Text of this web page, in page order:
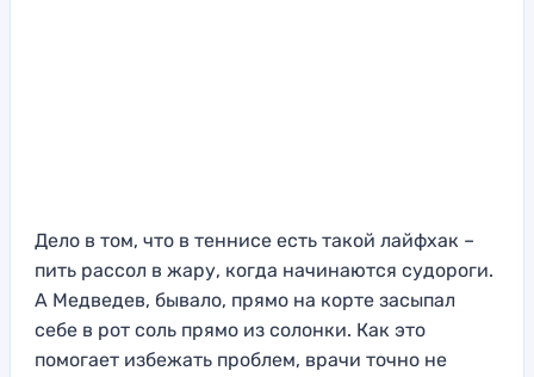
Дело в том, что в теннисе есть такой лайфхак –
пить рассол в жару, когда начинаются судороги.
А Медведев, бывало, прямо на корте засыпал
себе в рот соль прямо из солонки. Как это
помогает избежать проблем, врачи точно не